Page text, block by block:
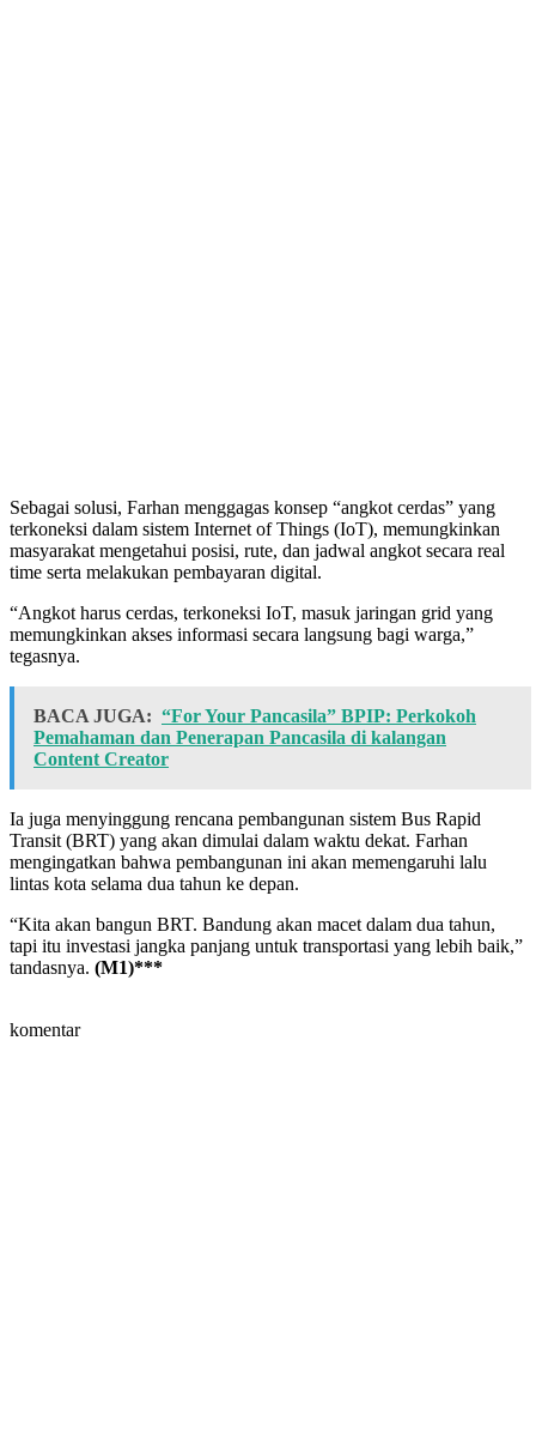
Sebagai solusi, Farhan menggagas konsep “angkot cerdas” yang
terkoneksi dalam sistem Internet of Things (IoT), memungkinkan
masyarakat mengetahui posisi, rute, dan jadwal angkot secara real
time serta melakukan pembayaran digital.
“Angkot harus cerdas, terkoneksi IoT, masuk jaringan grid yang
memungkinkan akses informasi secara langsung bagi warga,”
tegasnya.
BACA JUGA: “For Your Pancasila” BPIP: Perkokoh
Pemahaman dan Penerapan Pancasila di kalangan
Content Creator
Ia juga menyinggung rencana pembangunan sistem Bus Rapid
Transit (BRT) yang akan dimulai dalam waktu dekat. Farhan
mengingatkan bahwa pembangunan ini akan memengaruhi lalu
lintas kota selama dua tahun ke depan.
“Kita akan bangun BRT. Bandung akan macet dalam dua tahun,
tapi itu investasi jangka panjang untuk transportasi yang lebih baik,”
tandasnya. (M1)***
komentar